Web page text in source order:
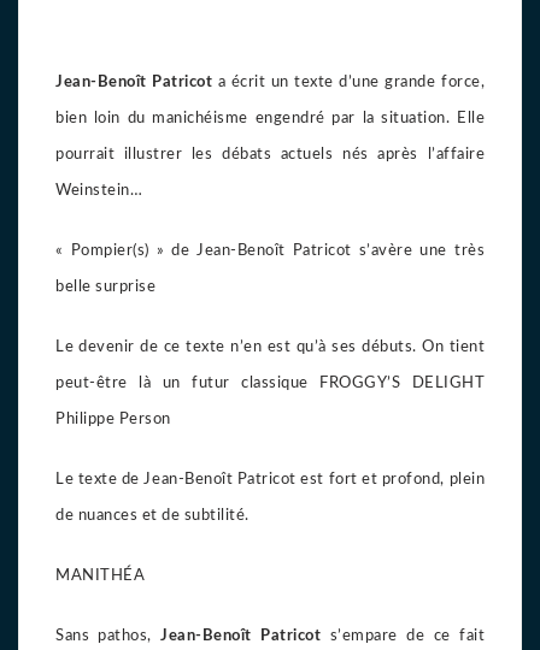
Jean-Benoît Patricot a écrit un texte d’une grande force,
bien loin du manichéisme engendré par la situation. Elle
pourrait illustrer les débats actuels nés après l’affaire
Weinstein…
« Pompier(s) » de Jean-Benoît Patricot s’avère une très
belle surprise
Le devenir de ce texte n’en est qu’à ses débuts. On tient
peut-être là un futur classique FROGGY’S DELIGHT
Philippe Person
Le texte de Jean-Benoît Patricot est fort et profond, plein
de nuances et de subtilité.
MANITHÉA
Sans pathos, Jean-Benoît Patricot s’empare de ce fait